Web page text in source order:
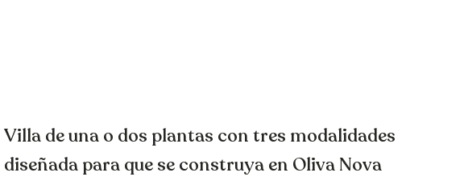
Villa de una o dos plantas con tres modalidades
diseñada para que se construya en Oliva Nova